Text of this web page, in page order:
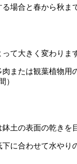
場合と春から秋ま
て大きく変わりま
肉または観葉植物
）
土の表面の乾きを
に合わせて水やり